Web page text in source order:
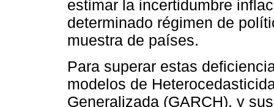
estimar la incertidumbre
determinado régimen de
muestra de países.
Para superar estas
modelos de
Generalizada (GARCH), y